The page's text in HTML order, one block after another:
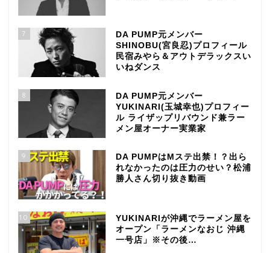
7
DA PUMP元メンバー
SHINOBU(宮良忍)プロフィール
民宿みやら＆アウトデラックスい
いねダンス
8
DA PUMP元メンバー
YUKINARI(玉城幸也)プロフィー
ル ライザップリバウンド兼ラー
メン屋オーナー実業家
9
DA PUMPはMステ出禁！？出ら
れなかったのは圧力のせい？松浦
勝人さん切り抜き動画
10
YUKINARIが沖縄でラーメン屋を
オープン「ラーメンなおじ 沖縄
一号店」※その後…